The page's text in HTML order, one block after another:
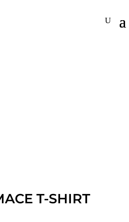
T-SHIRT